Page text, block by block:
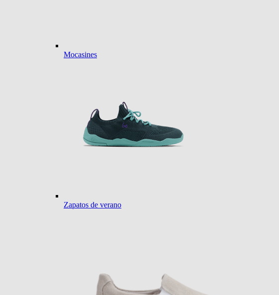
Mocasines
Zapatos de verano